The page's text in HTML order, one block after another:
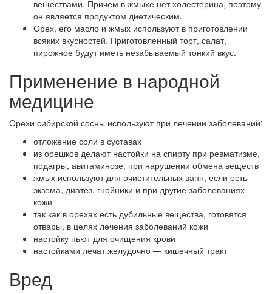
веществами. Причем в жмыхе нет холестерина, поэтому
он является продуктом диетическим.
Орех, его масло и жмых используют в приготовлении
всяких вкусностей. Приготовленный торт, салат,
пирожное будут иметь незабываемый тонкий вкус.
Применение в народной
медицине
Орехи сибирской сосны используют при лечении заболеваний:
отложение соли в суставах
из орешков делают настойки на спирту при ревматизме,
подагры, авитаминозе, при нарушении обмена веществ
жмых используют для очистительных ванн, если есть
экзема, диатез, гнойники и при другие заболеваниях
кожи
так как в орехах есть дубильные вещества, готовятся
отвары, в целях лечения заболеваний кожи
настойку пьют для очищения крови
настойками лечат желудочно — кишечный тракт
Вред